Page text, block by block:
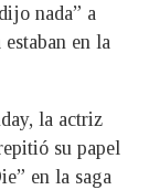
nada” a
en la
la actriz
su papel
en la saga